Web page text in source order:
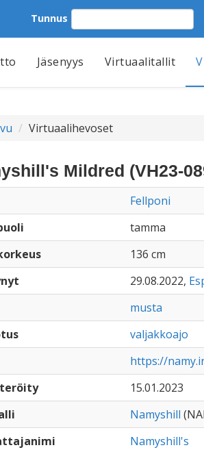
Tunnus
Jäsenyys Virtuaalitallit
Virtuaalihevoset
Mildred (VH23-
Fellponi
tamma
136 cm
29.08.2022,
musta
valjakkoajo
https://
15.01.2023
Namyshill
Namyshill's